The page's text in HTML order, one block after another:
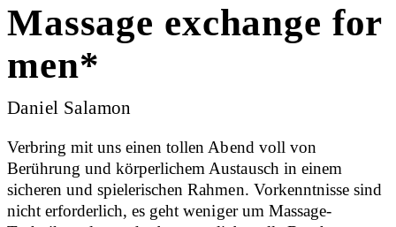
Massage exchange for
men*
Daniel Salamon
Verbring mit uns einen tollen Abend voll von
Berührung und körperlichem Austausch in einem
sicheren und spielerischen Rahmen. Vorkenntnisse sind
nicht erforderlich, es geht weniger um Massage-